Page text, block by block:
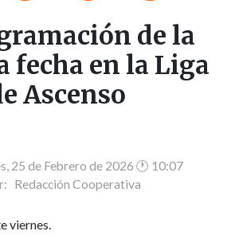
de la
fecha en la Liga
Ascenso
25 de Febrero de 2026 🕐 10:07
Redacción Cooperativa
viernes.